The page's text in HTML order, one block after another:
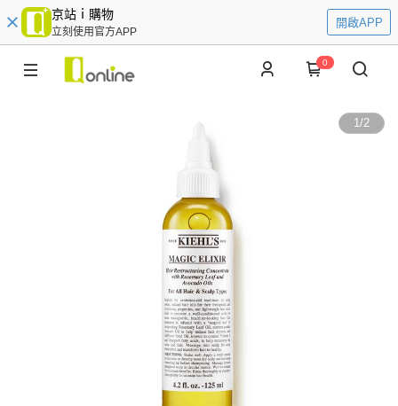
京站ｉ購物
立刻使用官方APP
開啟APP
0
1/2